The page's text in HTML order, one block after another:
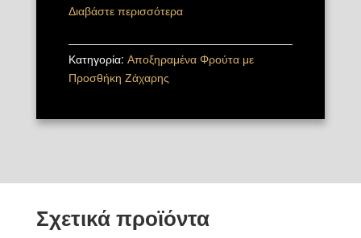
Διαβάστε περισσότερα
Κατηγορία: Αποξηραμένα Φρούτα με
Προσθήκη Ζάχαρης
Σχετικά προϊόντα